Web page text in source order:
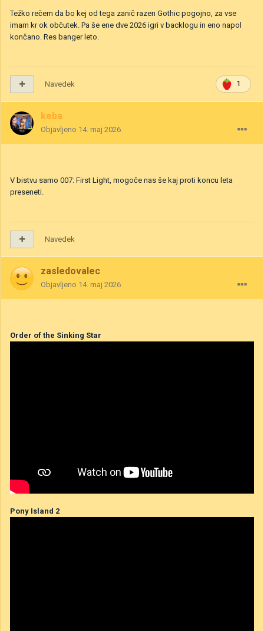
Težko rečem da bo kej od tega zanič razen Gothic pogojno, za vse
imam kr ok občutek. Pa še ene dve 2026 igri v backlogu in eno napol
končano. Res banger leto.
1
Navedek
keba
Objavljeno 14. maj 2026
V bistvu samo 007: First Light, mogoče nas še kaj proti koncu leta
preseneti.
Navedek
zasledovalec
Objavljeno 14. maj 2026
Order of the Sinking Star
Pony Island 2